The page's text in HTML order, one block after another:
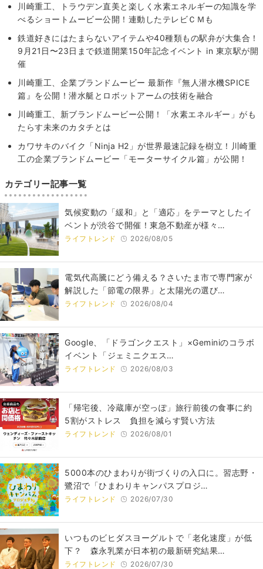
川崎重工、トラウデン直美と楽しく水素エネルギーの知識を学
べるショートムービー公開！連動したテレビＣＭも
鉄道好きにはたまらないアイテムや40種類もの駅弁が大集合！
9月21日〜23日まで鉄道開業150年記念イベント in 東京駅が開
催
川崎重工、企業ブランドムービー 最新作『無人潜水機SPICE
篇』を公開！潜水艇とロボットアームの技術を融合
川崎重工、新ブランドムービー公開！「水素エネルギー」がも
たらす未来のカタチとは
カワサキのバイク「Ninja H2」が世界最速記録を樹立！川崎重
工の企業ブランドムービー「モーターサイクル篇」が公開！
カテゴリー記事一覧
気候変動の「緩和」と「適応」をテーマとしたイ
ベントが渋谷で開催！東急不動産が様々…
ライフトレンド 2026/08/05
電気代高騰にどう備える？さいたま市で専門家が
解説した「節電の限界」と太陽光の選び…
ライフトレンド 2026/08/04
Google、「ドラゴンクエスト」×Geminiのコラボ
イベント「ジェミニクエス…
ライフトレンド 2026/08/03
「帰宅後、冷蔵庫が空っぽ」旅行前後の食事に約
5割がストレス 負担を減らす賢い方法
ライフトレンド 2026/08/01
5000本のひまわりが街づくりの入口に。習志野・
鷺沼で「ひまわりキャンパスプロジ…
ライフトレンド 2026/07/30
いつものビヒダスヨーグルトで「老化速度」が低
下？ 森永乳業が日本初の最新研究結果…
ライフトレンド 2026/07/30